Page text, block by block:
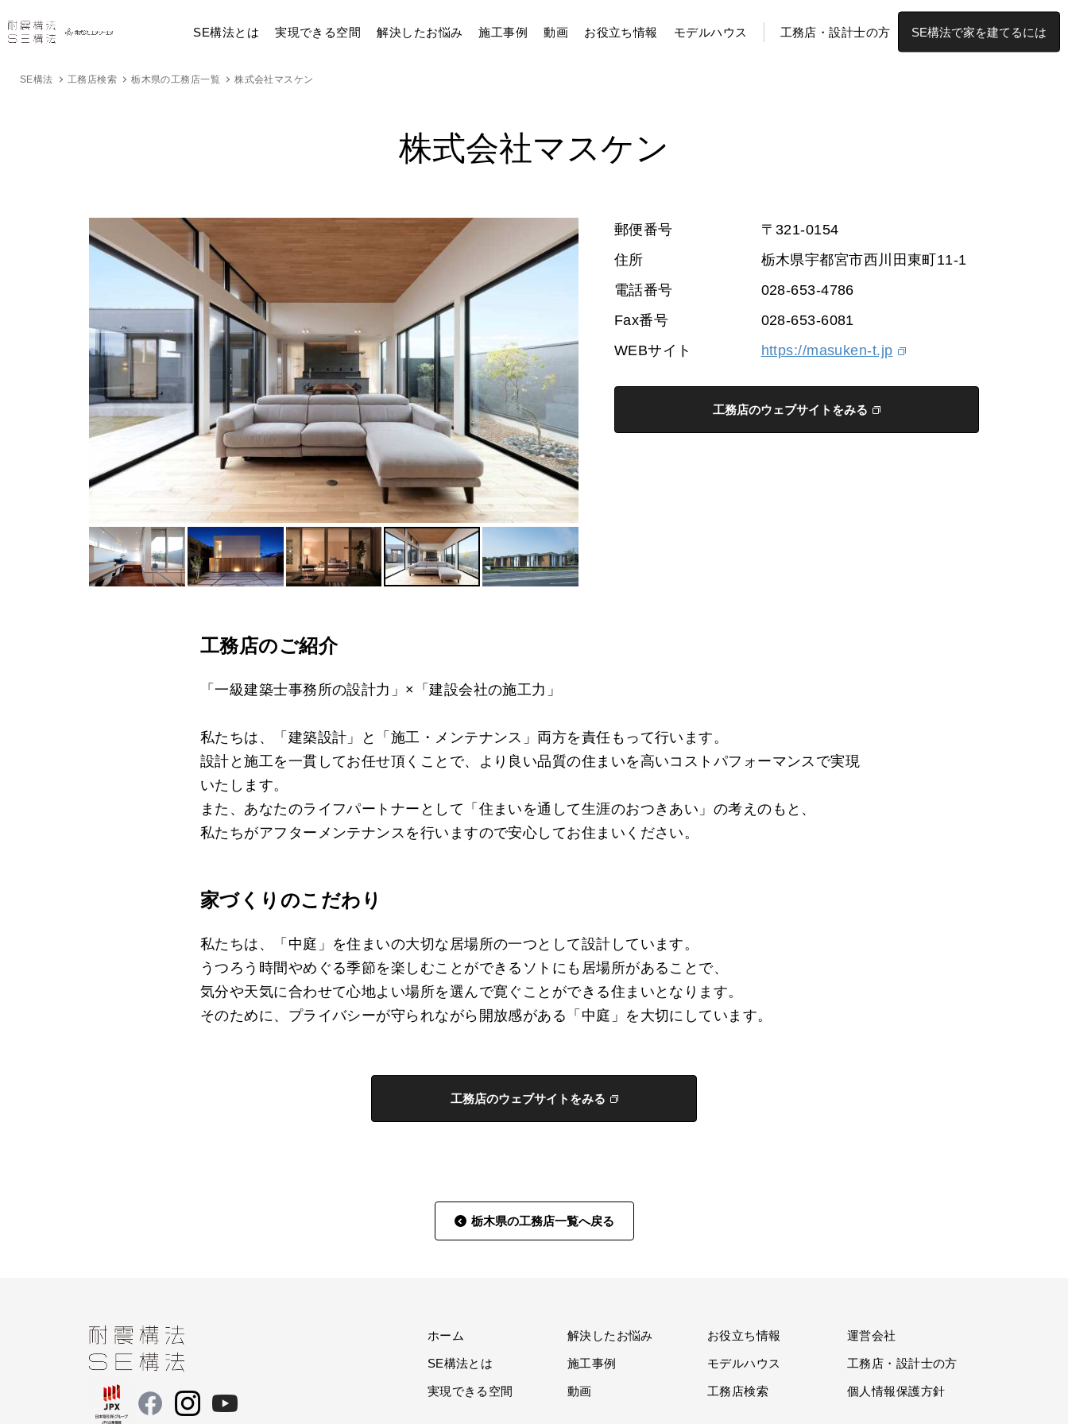
SE構法とは 実現できる空間 解決したお悩み 施工事例 動画 お役立ち情報 モデルハウス 工務店・設計士の方 SE構法で家を建てるには
SE構法 工務店検索 栃木県の工務店一覧 株式会社マスケン
株式会社マスケン
郵便番号
〒321-0154
住所
栃木県宇都宮市西川田東町11-1
電話番号
028-653-4786
Fax番号
028-653-6081
WEBサイト
https://masuken-t.jp
工務店のウェブサイトをみる
工務店のご紹介
「一級建築士事務所の設計力」×「建設会社の施工力」
私たちは、「建築設計」と「施工・メンテナンス」両方を責任もって行います。
設計と施工を一貫してお任せ頂くことで、より良い品質の住まいを高いコストパフォーマンスで実現
いたします。
また、あなたのライフパートナーとして「住まいを通して生涯のおつきあい」の考えのもと、
私たちがアフターメンテナンスを行いますので安心してお住まいください。
家づくりのこだわり
私たちは、「中庭」を住まいの大切な居場所の一つとして設計しています。
うつろう時間やめぐる季節を楽しむことができるソトにも居場所があることで、
気分や天気に合わせて心地よい場所を選んで寛ぐことができる住まいとなります。
そのために、プライバシーが守られながら開放感がある「中庭」を大切にしています。
工務店のウェブサイトをみる
栃木県の工務店一覧へ戻る
ホーム 解決したお悩み お役立ち情報 運営会社
SE構法とは 施工事例 モデルハウス 工務店・設計士の方
実現できる空間 動画 工務店検索 個人情報保護方針